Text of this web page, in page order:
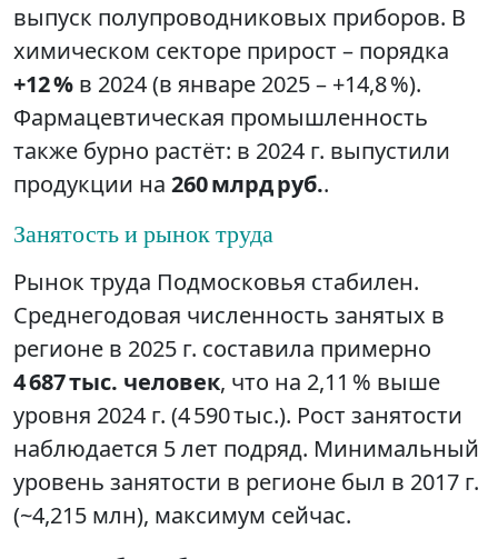
выпуск полупроводниковых приборов. В
химическом секторе прирост – порядка
+12 % в 2024 (в январе 2025 – +14,8 %).
Фармацевтическая промышленность
также бурно растёт: в 2024 г. выпустили
продукции на 260 млрд руб..
Занятость и рынок труда
Рынок труда Подмосковья стабилен.
Среднегодовая численность занятых в
регионе в 2025 г. составила примерно
4 687 тыс. человек, что на 2,11 % выше
уровня 2024 г. (4 590 тыс.). Рост занятости
наблюдается 5 лет подряд. Минимальный
уровень занятости в регионе был в 2017 г.
(~4,215 млн), максимум сейчас.